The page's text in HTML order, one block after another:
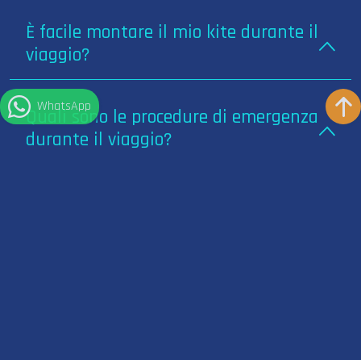
È facile montare il mio kite durante il
viaggio?
Quali sono le procedure di emergenza
durante il viaggio?
WhatsApp